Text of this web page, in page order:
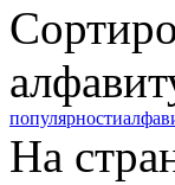
популярности
На